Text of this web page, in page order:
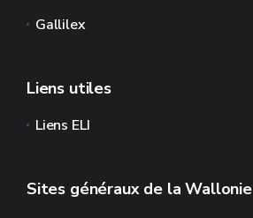
Gallilex
Liens utiles
Liens ELI
Sites généraux de la Wallonie